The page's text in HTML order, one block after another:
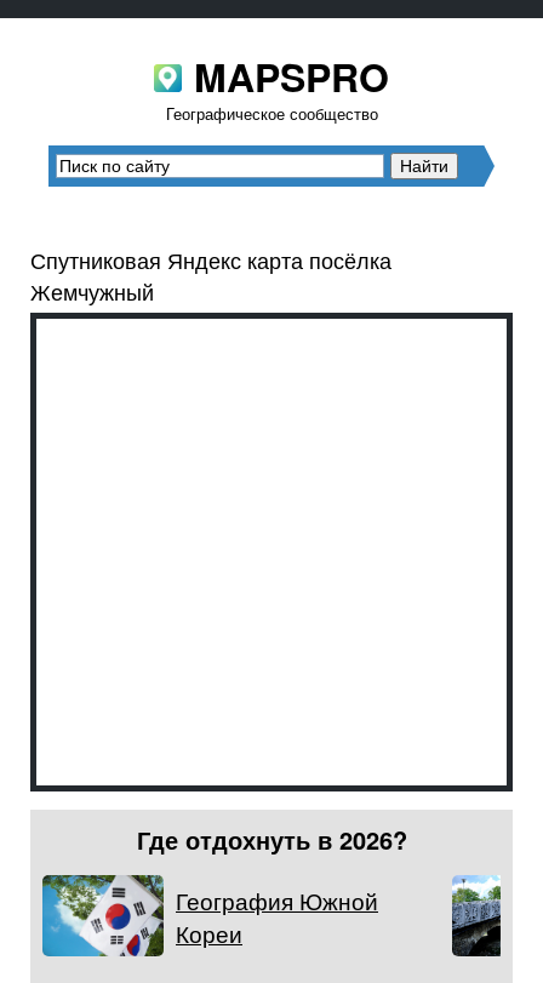
MAPSPRO
Географическое сообщество
Спутниковая Яндекс карта посёлка
Жемчужный
Где отдохнуть в 2026?
География Южной
Кореи